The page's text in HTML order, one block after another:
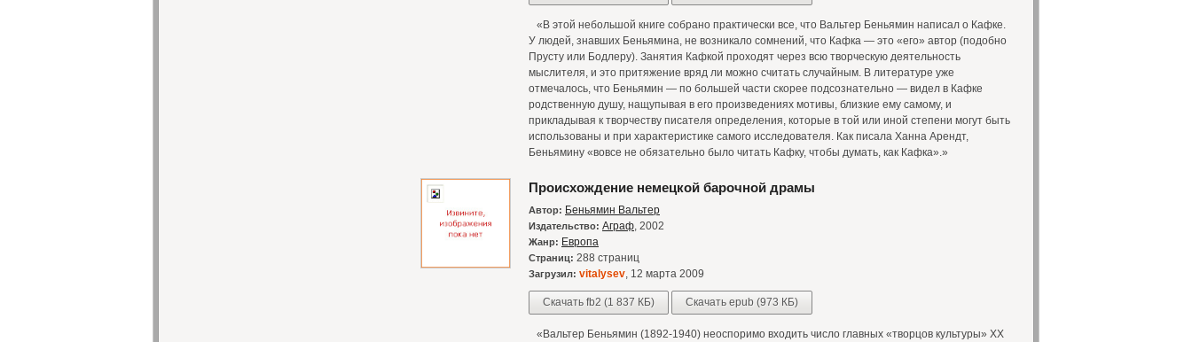
«В этой небольшой книге собрано практически все, что Вальтер Беньямин написал о Кафке.
У людей, знавших Беньямина, не возникало сомнений, что Кафка — это «его» автор (подобно
Прусту или Бодлеру). Занятия Кафкой проходят через всю творческую деятельность
мыслителя, и это притяжение вряд ли можно считать случайным. В литературе уже
отмечалось, что Беньямин — по большей части скорее подсознательно — видел в Кафке
родственную душу, нащупывая в его произведениях мотивы, близкие ему самому, и
прикладывая к творчеству писателя определения, которые в той или иной степени могут быть
использованы и при характеристике самого исследователя. Как писала Ханна Арендт,
Беньямину «вовсе не обязательно было читать Кафку, чтобы думать, как Кафка».»
Происхождение немецкой барочной драмы
Автор: Беньямин Вальтер
Издательство: Аграф, 2002
Жанр: Европа
Страниц: 288 страниц
Загрузил: vitalysev, 12 марта 2009
Скачать fb2 (1 837 КБ) Скачать epub (973 КБ)
«Вальтер Беньямин (1892-1940) неоспоримо входить число главных «творцов культуры» XX